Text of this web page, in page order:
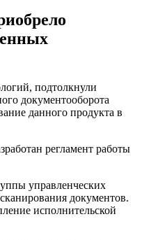
подтолкнули
документооборота
данного продукта в
регламент работы
управленческих
документов.
исполнительской